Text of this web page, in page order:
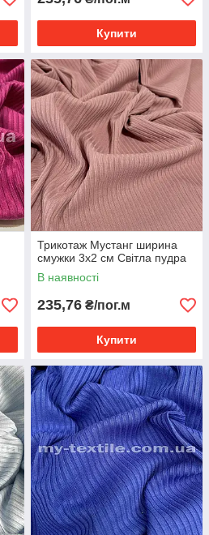
Купити
Трикотаж Мустанг ширина
смужки 3x2 см Світла пудра
В наявності
235,76 ₴/пог.м
Купити